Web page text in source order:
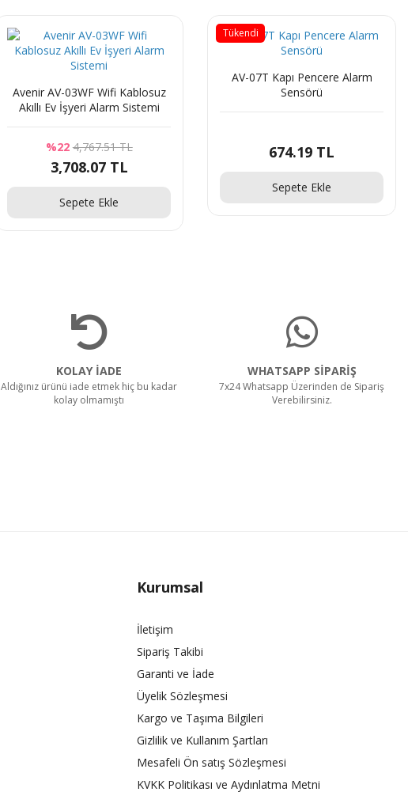
Avenir AV-03WF Wifi Kablosuz
Akıllı Ev İşyeri Alarm Sistemi
%22 4,767.51 TL
3,708.07 TL
Sepete Ekle
AV-07T Kapı Pencere Alarm
Sensörü
674.19 TL
Tükendi
Sepete Ekle
KOLAY İADE
Aldığınız ürünü iade etmek hiç bu kadar
kolay olmamıştı
WHATSAPP SİPARİŞ
7x24 Whatsapp Üzerinden de Sipariş
Verebilirsiniz.
Kurumsal
İletişim
Sipariş Takibi
Garanti ve İade
Üyelik Sözleşmesi
Kargo ve Taşıma Bilgileri
Gizlilik ve Kullanım Şartları
Mesafeli Ön satış Sözleşmesi
KVKK Politikası ve Aydınlatma Metni